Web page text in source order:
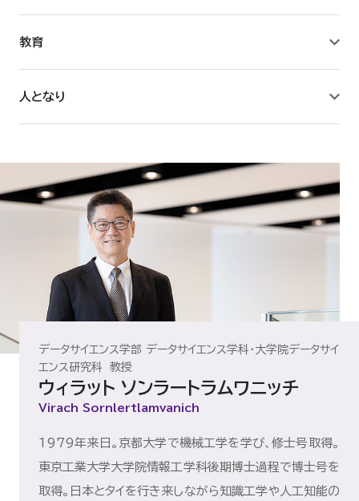
教育
人となり
データサイエンス学部 データサイエンス学科・大学院データサイ
エンス研究科 教授
ウィラット ソンラートラムワニッチ
Virach Sornlertlamvanich
1979年来日。京都大学で機械工学を学び、修士号取得。
東京工業大学大学院情報工学科後期博士過程で博士号を
取得。日本とタイを行き来しながら知識工学や人工知能の
看護学研究所
教養教育リサーチセンター
国際総合研究所